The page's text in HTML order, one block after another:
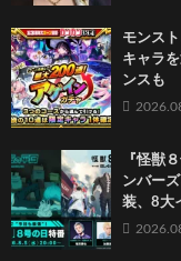
モンス
キャラ
ンスも
『怪獣
ンバー
装、8大